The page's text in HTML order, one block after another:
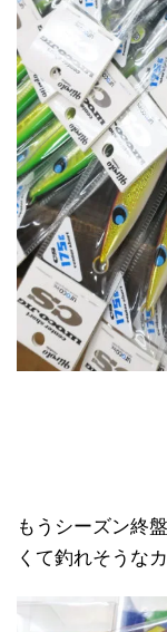
もうシーズン終
くて釣れそうな